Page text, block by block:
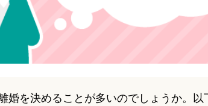
を決めることが多いのでしょうか。以